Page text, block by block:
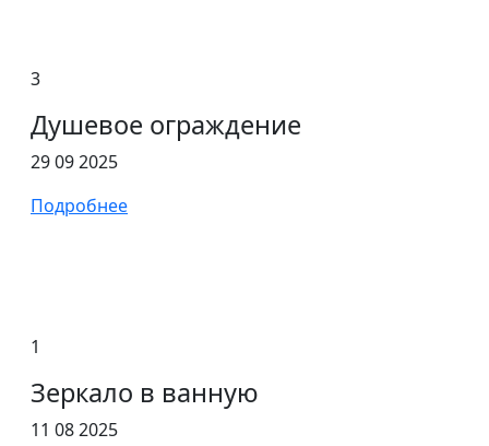
3
Душевое ограждение
29 09 2025
Подробнее
1
Зеркало в ванную
11 08 2025